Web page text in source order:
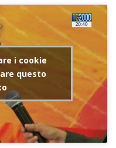
i cookie
questo